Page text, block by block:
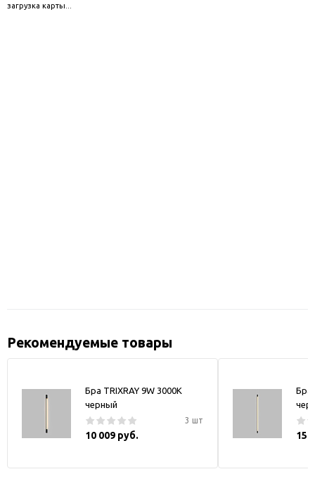
загрузка карты...
Рекомендуемые товары
Бра TRIXRAY 9W 3000К
черный
3 шт
10 009 руб.
Бра
15